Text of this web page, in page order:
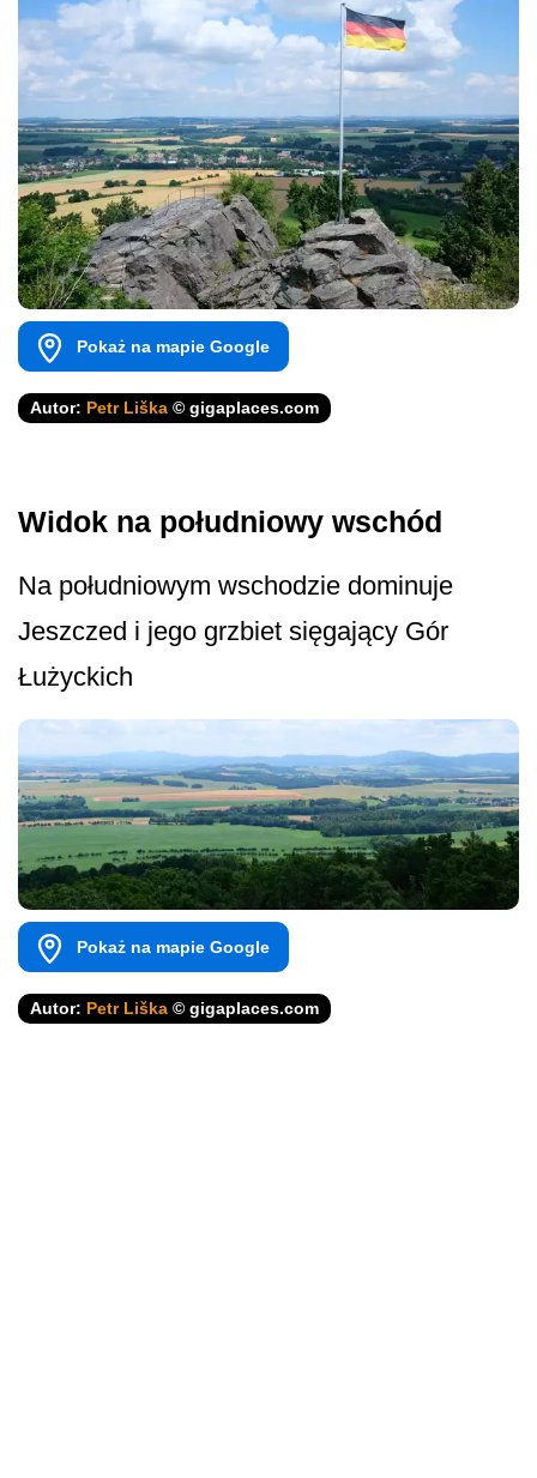
Pokaż na mapie Google
Autor: Petr Liška © gigaplaces.com
Widok na południowy wschód
Na południowym wschodzie dominuje
Jeszczed i jego grzbiet sięgający Gór
Łużyckich
Pokaż na mapie Google
Autor: Petr Liška © gigaplaces.com